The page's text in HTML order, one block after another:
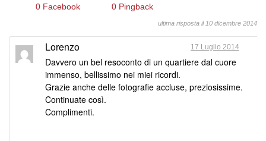
0 Facebook 0 Pingback
ultima risposta il 10 dicembre 2014
Lorenzo 17 Luglio 2014
Davvero un bel resoconto di un quartiere dal cuore
immenso, bellissimo nei miei ricordi.
Grazie anche delle fotografie accluse, preziosissime.
Continuate così.
Complimenti.